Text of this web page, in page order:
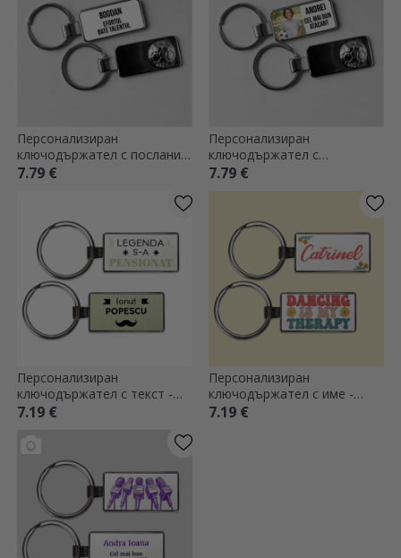
Персонализиран
ключодържател с послание
- модел футбол
7.79 €
Персонализиран
ключодържател с
фотография и текст -
7.79 €
Персонализиран
ключодържател с текст -
Оттеглила се легенда
7.19 €
Персонализиран
ключодържател с име -
Танцьор
7.19 €